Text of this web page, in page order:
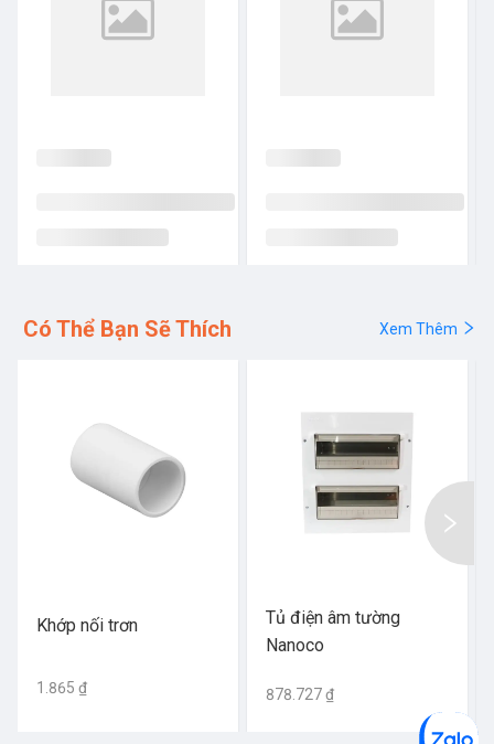
Có Thể Bạn Sẽ Thích Xem Thêm
Khớp nối trơn
1.865 ₫
Tủ điện âm tường
Nanoco
878.727 ₫